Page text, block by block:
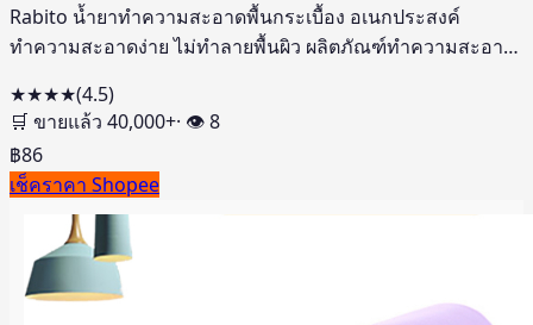
Rabito น้ำยาทำความสะอาดพื้นกระเบื้อง อเนกประสงค์
ทำความสะอาดง่าย ไม่ทำลายพื้นผิว ผลิตภัณฑ์ทำความสะอาด
★★★★(4.5)
🛒 ขายแล้ว 40,000+· 👁8
฿86
เช็คราคา Shopee